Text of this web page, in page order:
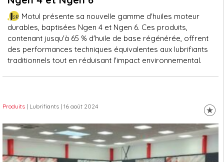
Motul présente sa nouvelle gamme d'huiles moteur
durables, baptisées Ngen 4 et Ngen 6. Ces produits,
contenant jusqu'à 65 % d'huile de base régénérée, offrent
des performances techniques équivalentes aux lubrifiants
traditionnels tout en réduisant l'impact environnemental.
Produits | Lubrifiants | 16 août 2024